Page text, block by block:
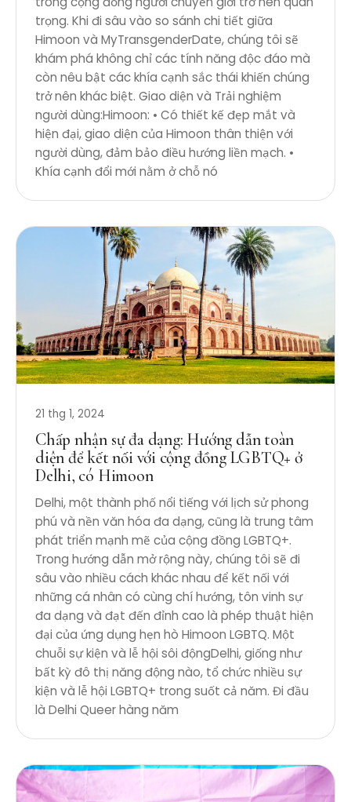
trọng. Khi đi sâu vào so sánh chi tiết giữa
Himoon và MyTransgenderDate, chúng tôi sẽ
khám phá không chỉ các tính năng độc đáo mà
còn nêu bật các khía cạnh sắc thái khiến chúng
trở nên khác biệt. Giao diện và Trải nghiệm
người dùng:Himoon: • Có thiết kế đẹp mắt và
hiện đại, giao diện của Himoon thân thiện với
người dùng, đảm bảo điều hướng liền mạch. •
Khía cạnh đổi mới nằm ở chỗ nó
21 thg 1, 2024
Chấp nhận sự đa dạng: Hướng dẫn toàn
diện để kết nối với cộng đồng LGBTQ+ ở
Delhi, có Himoon
Delhi, một thành phố nổi tiếng với lịch sử phong
phú và nền văn hóa đa dạng, cũng là trung tâm
phát triển mạnh mẽ của cộng đồng LGBTQ+.
Trong hướng dẫn mở rộng này, chúng tôi sẽ đi
sâu vào nhiều cách khác nhau để kết nối với
những cá nhân có cùng chí hướng, tôn vinh sự
đa dạng và đạt đến đỉnh cao là phép thuật hiện
đại của ứng dụng hẹn hò Himoon LGBTQ. Một
chuỗi sự kiện và lễ hội sôi độngDelhi, giống như
bất kỳ đô thị năng động nào, tổ chức nhiều sự
kiện và lễ hội LGBTQ+ trong suốt cả năm. Đi đầu
là Delhi Queer hàng năm